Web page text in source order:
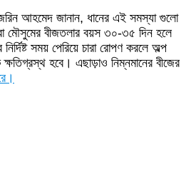
আহমেদ জানান, ধানের এই সমস্যা গুলো
মৌসুমের বীজতলার বয়স ৩০-৩৫ দিন হলে
সময় পেরিয়ে চারা রোপণ করলে অল্প
হবে। এছাড়াও নিম্নমানের বীজের